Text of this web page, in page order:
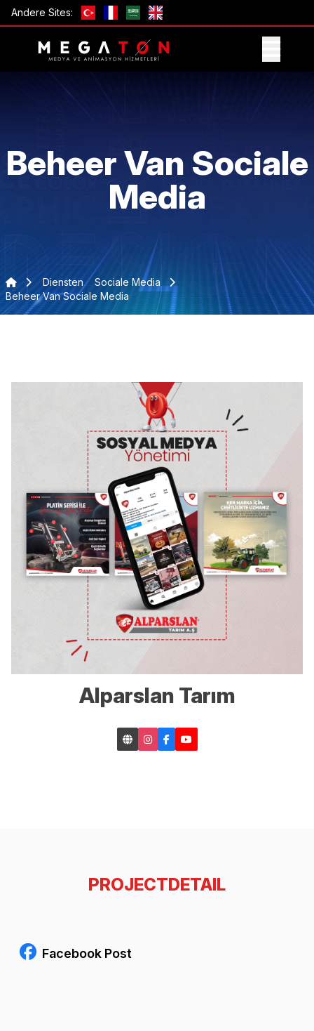
Andere Sites:
Beheer Van Sociale
Media
Diensten
Sociale Media
Beheer Van Sociale Media
Alparslan Tarım
PROJECTDETAIL
Facebook Post